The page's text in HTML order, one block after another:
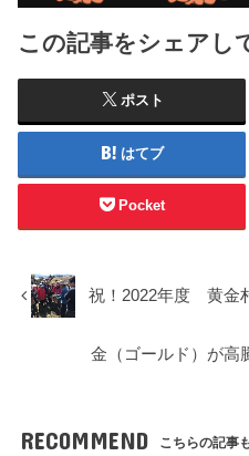
この記事をシェアし
ポスト
はてブ
Pocket
祝！2022年度 黄金
金（ゴールド）が
RECOMMEND こちらの記事